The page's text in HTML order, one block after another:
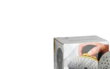
125mm
Grip
89H